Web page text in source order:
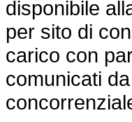
disponibile
per sito di
carico con
comunicati